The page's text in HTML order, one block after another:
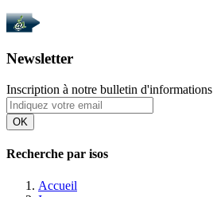
Newsletter
Inscription à notre bulletin d'informations
OK
Recherche par isos
Accueil